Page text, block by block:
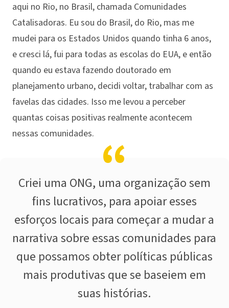
aqui no Rio, no Brasil, chamada Comunidades
Catalisadoras. Eu sou do Brasil, do Rio, mas me
mudei para os Estados Unidos quando tinha 6 anos,
e cresci lá, fui para todas as escolas do EUA, e então
quando eu estava fazendo doutorado em
planejamento urbano, decidi voltar, trabalhar com as
favelas das cidades. Isso me levou a perceber
quantas coisas positivas realmente acontecem
nessas comunidades.
Criei uma ONG, uma organização sem
fins lucrativos, para apoiar esses
esforços locais para começar a mudar a
narrativa sobre essas comunidades para
que possamos obter políticas públicas
mais produtivas que se baseiem em
suas histórias.